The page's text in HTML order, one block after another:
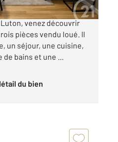
calme en sens unique à
venez découvrir
pièces vendu loué. Il
un séjour, une cuisine,
de bains et une ...
du bien